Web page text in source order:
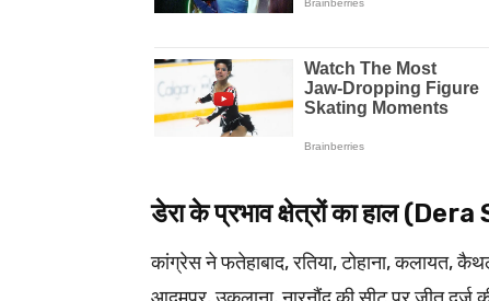
डेरा के प्रभाव क्षेत्रों का हाल
कांग्रेस ने फतेहाबाद, रतिया, टोहाना, कलायत,